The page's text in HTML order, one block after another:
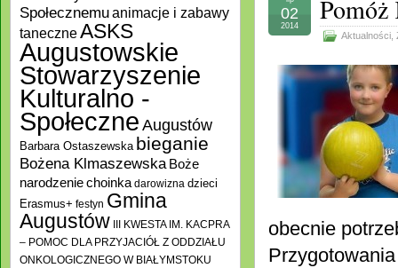
Pomóż
Aktualności
02
2014
obecnie
Społecznemuanimacje i zabawy
taneczneASKS
Augustowskie
Stowarzyszenie
Kulturalno -
Społeczne Augustów
Barbara Ostaszewska bieganie
Bożena Klmaszewska Boże
narodzeniechoinka darowizna dzieci
Erasmus+ festyn Gmina
Augustów III KWESTA IM. KACPRA
– POMOC DLA PRZYJACIÓŁ Z ODDZIAŁU
ONKOLOGICZNEGO W BIAŁYMSTOKU